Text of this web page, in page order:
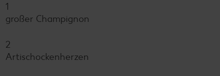
1
großer Champignon
2
Artischockenherzen